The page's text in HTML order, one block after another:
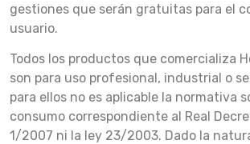
gestiones que serán gratuitas para el
usuario.
Todos los productos que comercializa
son para uso profesional, industrial o
para ellos no es aplicable la normativa
consumo correspondiente al Real
1/2007 ni la ley 23/2003. Dado la